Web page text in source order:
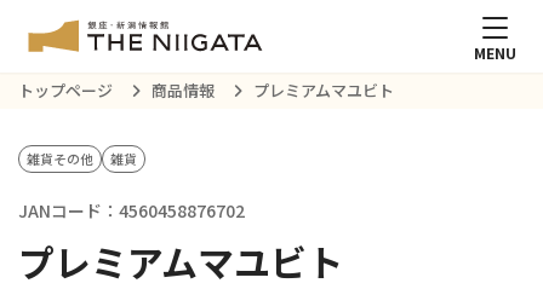
MENU
トップページ 商品情報 プレミアムマユビト
雑貨その他 雑貨
JANコード：4560458876702
プレミアムマユビト